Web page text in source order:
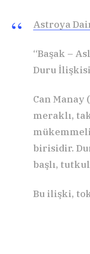
Astroya
“Başak –
Duru
Can Manay
meraklı,
birisidir.
başlı,
Bu ilişki,